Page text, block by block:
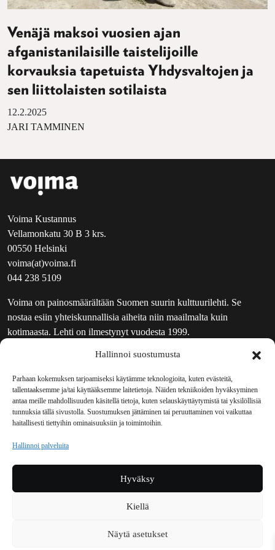
Hallinnoi suostumusta
Parhaan kokemuksen tarjoamiseksi käytämme teknologioita, kuten evästeitä,
tallentaaksemme ja/tai käyttääksemme laitetietoja. Näiden tekniikoiden hyväksyminen
antaa meille mahdollisuuden käsitellä tietoja, kuten selauskäyttäytymistä tai yksilöllisiä
tunnuksia tällä sivustolla. Suostumuksen jättäminen tai peruuttaminen voi vaikuttaa
haitallisesti tiettyihin ominaisuuksiin ja toimintoihin.
Hallinnoi palveluita
Hyväksy
Kiellä
Näytä asetukset
Venäjä maksoi vuosien ajan
afganistanilaisille taistelijoille
korvauksia tapetuista Yhdysvaltojen ja
sen liittolaisten sotilaista
12.2.2025
JARI TAMMINEN
Voima Kustannus
Vellamonkatu 30 B 3 krs.
00550 Helsinki
voima(at)voima.fi
044 238 5109
Voima on painosmäärältään Suomen suurin kulttuurilehti. Se
nostaa esiin yhteiskunnallisia aiheita niin maailmalta kuin
kotimaasta. Lehti on ilmestynyt vuodesta 1999.
UUTISKIRJE
MAINOSTAJILLE
VASTAMAINOKSET
JAKELUPAIKAT
REKISTERISELOSTE
TILAUKSEN PERUUTUSPYYNTÖ
TILAUSOHJEET JA -EHDOT